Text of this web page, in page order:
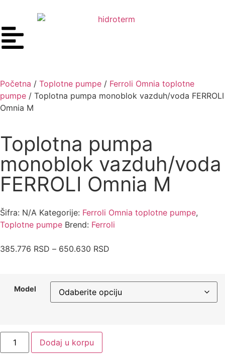
Početna / Toplotne pumpe / Ferroli Omnia toplotne
pumpe / Toplotna pumpa monoblok vazduh/voda FERROLI
Omnia M
Toplotna pumpa
monoblok vazduh/voda
FERROLI Omnia M
Šifra: N/A Kategorije: Ferroli Omnia toplotne pumpe,
Toplotne pumpe Brend: Ferroli
385.776 RSD – 650.630 RSD
Model
Dodaj u korpu